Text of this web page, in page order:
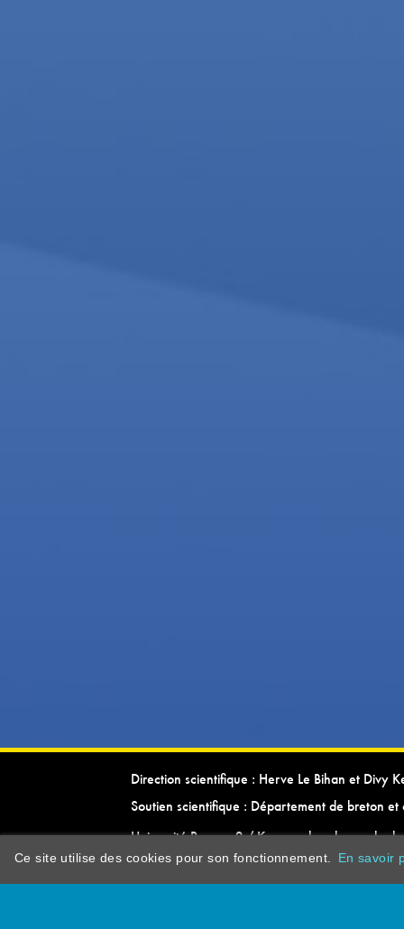
Direction scientifique : Herve Le Bihan et Divy
Soutien scientifique : Département de breton et
Université Rennes 2 / Kevrenn brezhoneg ha
Ce site utilise des cookies pour son fonctionnement. En savoir